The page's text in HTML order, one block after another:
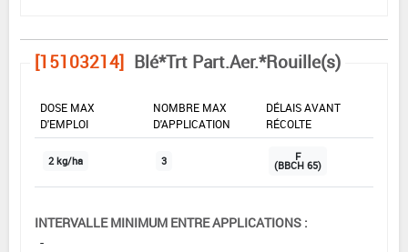
[15103214] Blé*Trt Part.Aer.*Rouille(s)
DOSE MAX
D'EMPLOI
NOMBRE MAX
D'APPLICATION
DÉLAIS AVANT
RÉCOLTE
2 kg/ha 3 F
(BBCH 65)
INTERVALLE MINIMUM ENTRE APPLICATIONS :
-